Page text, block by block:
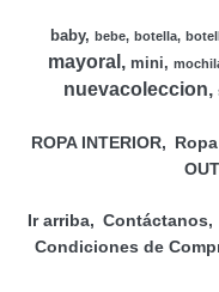
baby bebe botella
mayoral mini
nuevacoleccion
ROPA INTERIOR
Ir arriba Contáctanos
Condiciones de